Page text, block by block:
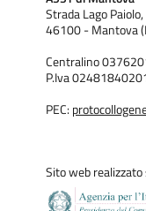
Strada Lago
46100 - Mantova
Centralino
P.Iva
PEC:
Sito web realizzato